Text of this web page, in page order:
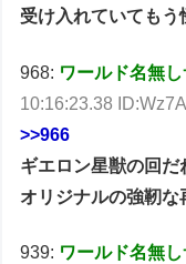
受け入れていてもう
968: ワールド名無
10:16:23.38
>>966
ギエロン星獣の回だ
オリジナルの強靭
939: ワールド名無